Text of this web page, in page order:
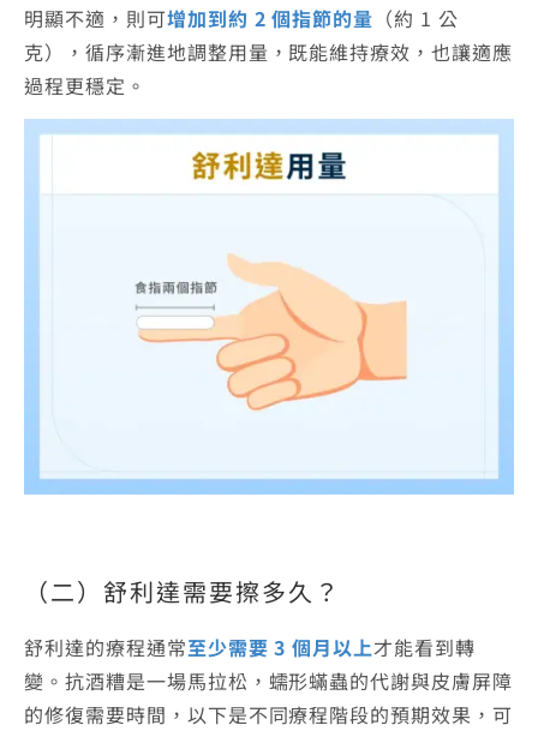
明顯不適，則可增加到約 2 個指節的量 （約 1 公
克），循序漸進地調整用量，既能維持療效，也讓適應
過程更穩定。
（二）舒利達需要擦多久？
舒利達的療程通常至少需要 3 個月以上才能看到轉
變。抗酒糟是一場馬拉松，蠕形蟎蟲的代謝與皮膚屏障
的修復需要時間，以下是不同療程階段的預期效果，可